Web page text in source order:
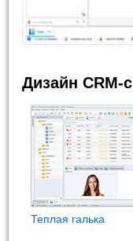
Дизайн CRM-
Теплая галька